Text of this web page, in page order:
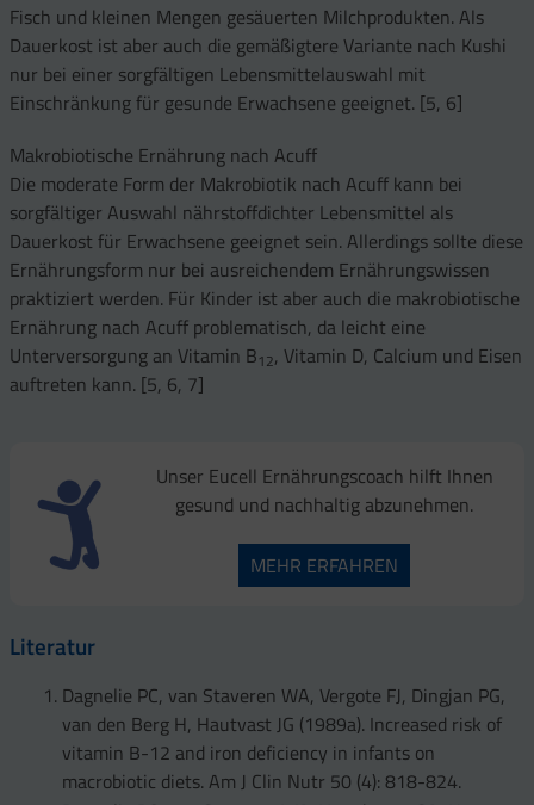
Fisch und kleinen Mengen gesäuerten Milchprodukten. Als
Dauerkost ist aber auch die gemäßigtere Variante nach Kushi
nur bei einer sorgfältigen Lebensmittelauswahl mit
Einschränkung für gesunde Erwachsene geeignet. [5, 6]
Makrobiotische Ernährung nach Acuff
Die moderate Form der Makrobiotik nach Acuff kann bei
sorgfältiger Auswahl nährstoffdichter Lebensmittel als
Dauerkost für Erwachsene geeignet sein. Allerdings sollte diese
Ernährungsform nur bei ausreichendem Ernährungswissen
praktiziert werden. Für Kinder ist aber auch die makrobiotische
Ernährung nach Acuff problematisch, da leicht eine
Unterversorgung an Vitamin B12, Vitamin D, Calcium und Eisen
auftreten kann. [5, 6, 7]
Unser Eucell Ernährungscoach hilft Ihnen
gesund und nachhaltig abzunehmen.
MEHR ERFAHREN
Literatur
Dagnelie PC, van Staveren WA, Vergote FJ, Dingjan PG,
van den Berg H, Hautvast JG (1989a). Increased risk of
vitamin B-12 and iron deficiency in infants on
macrobiotic diets. Am J Clin Nutr 50 (4): 818-824.